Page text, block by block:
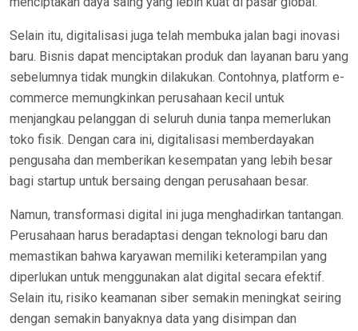
Selain itu, digitalisasi juga telah membuka jalan bagi inovasi
baru. Bisnis dapat menciptakan produk dan layanan baru yang
sebelumnya tidak mungkin dilakukan. Contohnya, platform e-
commerce memungkinkan perusahaan kecil untuk
menjangkau pelanggan di seluruh dunia tanpa memerlukan
toko fisik. Dengan cara ini, digitalisasi memberdayakan
pengusaha dan memberikan kesempatan yang lebih besar
bagi startup untuk bersaing dengan perusahaan besar.
Namun, transformasi digital ini juga menghadirkan tantangan.
Perusahaan harus beradaptasi dengan teknologi baru dan
memastikan bahwa karyawan memiliki keterampilan yang
diperlukan untuk menggunakan alat digital secara efektif.
Selain itu, risiko keamanan siber semakin meningkat seiring
dengan semakin banyaknya data yang disimpan dan